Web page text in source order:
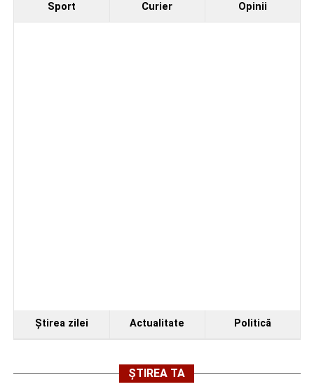
Sport Curier Opinii
Ştirea zilei Actualitate Politică
ȘTIREA TA